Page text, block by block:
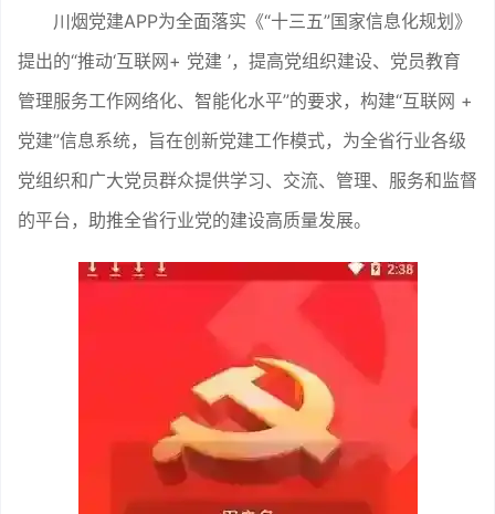
川烟党建APP为全面落实《“十三五”国家信息化规划》
提出的“推动‘互联网+ 党建 ’，提高党组织建设、党员教育
管理服务工作网络化、智能化水平”的要求，构建“互联网 +
党建”信息系统，旨在创新党建工作模式，为全省行业各级
党组织和广大党员群众提供学习、交流、管理、服务和监督
的平台，助推全省行业党的建设高质量发展。